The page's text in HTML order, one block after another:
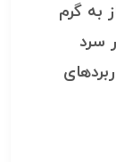
به گرم
سرد